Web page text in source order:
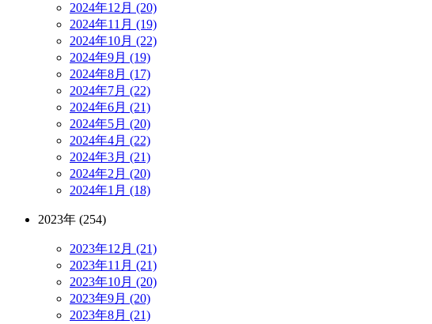
2024年12月 (20)
2024年11月 (19)
2024年10月 (22)
2024年9月 (19)
2024年8月 (17)
2024年7月 (22)
2024年6月 (21)
2024年5月 (20)
2024年4月 (22)
2024年3月 (21)
2024年2月 (20)
2024年1月 (18)
2023年 (254)
2023年12月 (21)
2023年11月 (21)
2023年10月 (20)
2023年9月 (20)
2023年8月 (21)